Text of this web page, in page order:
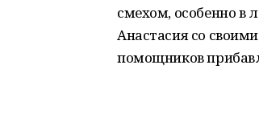
смехом, особенно в
Анастасия со
помощников